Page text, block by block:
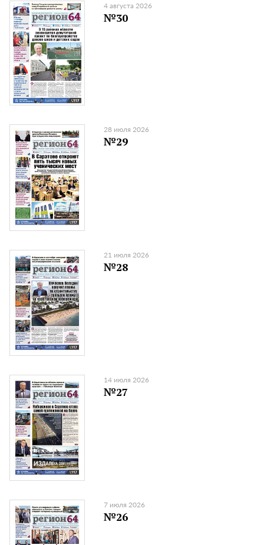
4 августа 2026
№30
28 июля 2026
№29
21 июля 2026
№28
14 июля 2026
№27
7 июля 2026
№26